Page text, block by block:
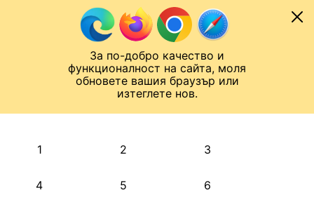
За по-добро качество и
функционалност на сайта, моля
обновете вашия браузър или
изтеглете нов.
Към съдържанието
Лига на Конференциите
1 2 3
4 5 6